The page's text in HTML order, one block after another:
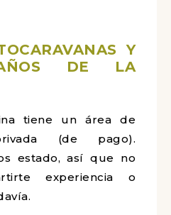
Y
DE LA
tiene un área de
(de pago).
estado, así que no
experiencia o